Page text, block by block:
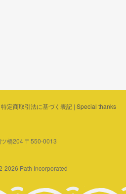
特定商取引法に基づく表記 | Special thanks
橋204 〒550-0013
2026 Path Incorporated